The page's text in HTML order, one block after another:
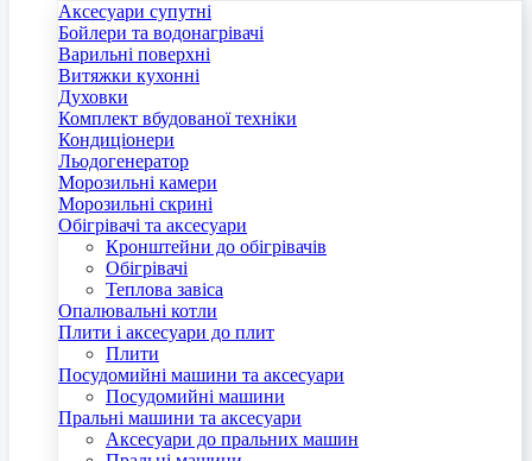
Аксесуари супутні
Бойлери та водонагрівачі
Варильні поверхні
Витяжки кухонні
Духовки
Комплект вбудованої техніки
Кондиціонери
Льодогенератор
Морозильні камери
Морозильні скрині
Обігрівачі та аксесуари
Кронштейни до обігрівачів
Обігрівачі
Теплова завіса
Опалювальні котли
Плити і аксесуари до плит
Плити
Посудомийні машини та аксесуари
Посудомийні машини
Пральні машини та аксесуари
Аксесуари до пральних машин